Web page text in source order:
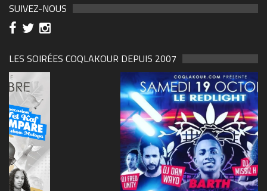
SUIVEZ-NOUS
LES SOIRÉES COQLAKOUR DEPUIS 2007